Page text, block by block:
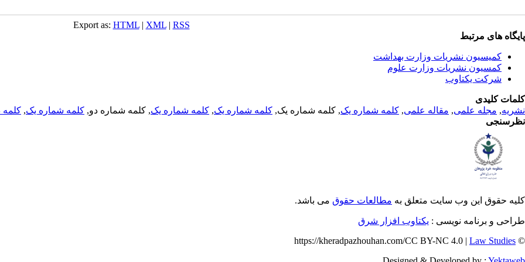
Export as: HTML| XML| RSS
پایگاه های مرتبط
کمیسیون نشریات وزارت بهداشت
کمسیون نشریات وزارت علوم
شرکت یکتاوب
کلمات کلیدی
نشریه, مجله علمی, مقاله علمی, کلمه شماره یک, کلمه شماره یک, کلمه شماره یک, کلمه شماره یک, کلمه شماره دو, کلمه شماره یک, کلمه
نظرسنجی
کلیه حقوق این وب سایت متعلق به مطالعات حقوق می باشد.
طراحی و برنامه نویسی : یکتاوب افزار شرق
© https://kheradpazhouhan.com/CC BY-NC 4.0 |
Law Studies